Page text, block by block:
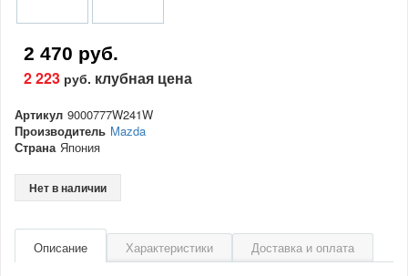
2 470 руб.
2 223 руб. клубная цена
Артикул 9000777W241W
Производитель Mazda
Страна Япония
Нет в наличии
Описание Характеристики Доставка и оплата